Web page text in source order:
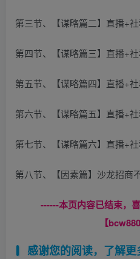
第三节、【谋略篇二】直播+
第四节、【谋略篇三】直播+
第五节、【谋略篇四】直播+
第六节、【谋略篇五】直播+
第七节、【谋略篇六】直播+
第八节、【因素篇】沙龙招商
------本页内容已结束，
【
感谢您的阅读，了解更